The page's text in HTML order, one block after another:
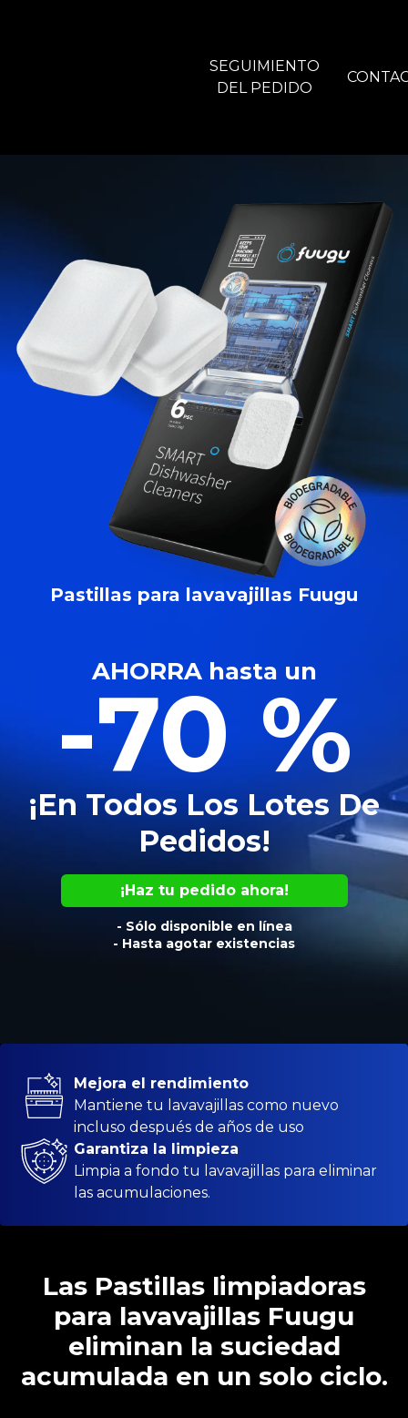
SEGUIMIENTO
DEL PEDIDO
Pastillas para lavavajillas Fuugu
AHORRA hasta un
-70 %
¡en Todos Los Lotes De
Pedidos!
¡Haz tu pedido ahora!
- Sólo disponible en línea
- Hasta agotar existencias
Mejora el rendimiento
Mantiene tu lavavajillas como nuevo
incluso después de años de uso
Garantiza la limpieza
Limpia a fondo tu lavavajillas para eliminar
las acumulaciones.
Las Pastillas limpiadoras
para lavavajillas Fuugu
eliminan la suciedad
acumulada en un solo ciclo.